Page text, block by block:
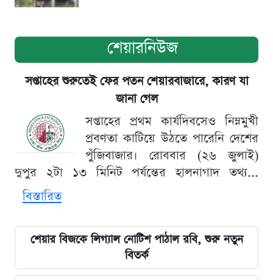
শেয়ারনিউজ
সপ্তাহের শুরুতেই ফের পতন শেয়ারবাজারে, কারণ যা
জানা গেল
সপ্তাহের প্রথম কার্যদিবসেও নিম্নমুখী
প্রবণতা কাটিয়ে উঠতে পারেনি দেশের
পুঁজিবাজার। রোববার (২৬ জুলাই)
দুপুর ২টা ১৩ মিনিট পর্যন্তের হালনাগাদ তথ্য...
বিস্তারিত
শেয়ার বিজকে লিগ্যাল নোটিশ পাঠাল রবি, শুরু নতুন
বিতর্ক